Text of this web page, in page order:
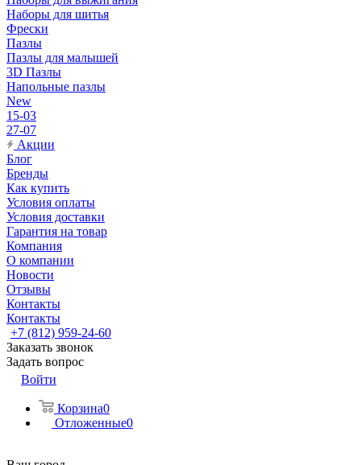
Наборы для шитья
Фрески
Пазлы
Пазлы для малышей
3D Пазлы
Напольные пазлы
New
15-03
27-07
Акции
Блог
Бренды
Как купить
Условия оплаты
Условия доставки
Гарантия на товар
Компания
О компании
Новости
Отзывы
Контакты
Контакты
+7 (812) 959-24-60
Заказать звонок
Задать вопрос
Войти
Корзина0
Отложенные0